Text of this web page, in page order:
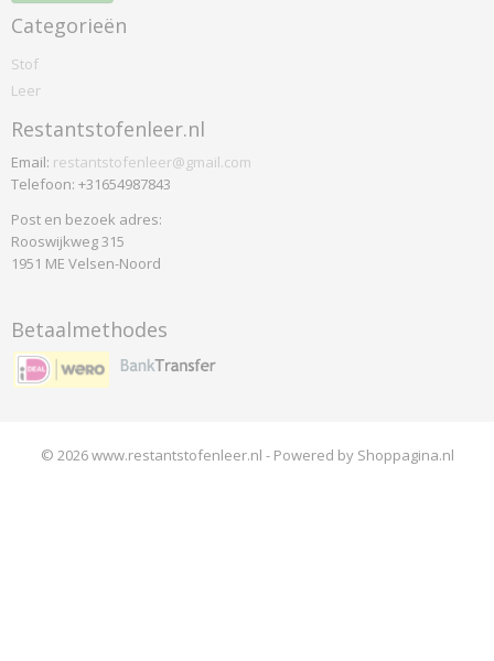
Categorieën
Stof
Leer
Restantstofenleer.nl
Email: restantstofenleer@gmail.com
Telefoon: +31654987843
Post en bezoek adres:
Rooswijkweg 315
1951 ME Velsen-Noord
Betaalmethodes
© 2026 www.restantstofenleer.nl - Powered by Shoppagina.nl